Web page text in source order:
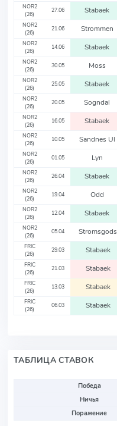
NOR2
(26)
27.06 Stabaek
NOR2
(26)
21.06 Strommen
NOR2
(26)
14.06 Stabaek
NOR2
(26)
30.05 Moss
NOR2
(26)
25.05 Stabaek
NOR2
(26)
20.05 Sogndal
NOR2
(26)
16.05 Stabaek
NOR2
(26)
10.05 Sandnes Ul
NOR2
(26)
01.05 Lyn
NOR2
(26)
26.04 Stabaek
NOR2
(26)
19.04 Odd
NOR2
(26)
12.04 Stabaek
NOR2
(26)
05.04 Stromsgods
FRIC
(26)
29.03 Stabaek
FRIC
(26)
21.03 Stabaek
FRIC
(26)
13.03 Stabaek
FRIC
(26)
06.03 Stabaek
ТАБЛИЦА СТАВОК
Победа
Ничья
Поражение